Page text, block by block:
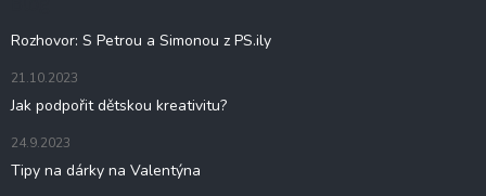
Rozhovor: S Petrou a Simonou z PS.ily
21.10.2023
Jak podpořit dětskou kreativitu?
24.9.2023
Tipy na dárky na Valentýna